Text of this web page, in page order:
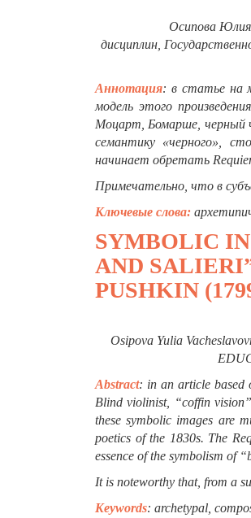
Осипова Юлия
дисциплин,
Аннотация: в статье на
модель этого
Моцарт, Бомарше, черный
семантику «черного»,
начинает обретать
Примечательно, что в
Ключевые слова:
SYMBOLIC
AND
PUSHKIN
Osipova Yulia
Abstract: in an article based
Blind violinist, “coffin
these symbolic images are
poetics of the 1830s. The
essence of the symbolism of
It is noteworthy that, from a
Keywords: archetypal,